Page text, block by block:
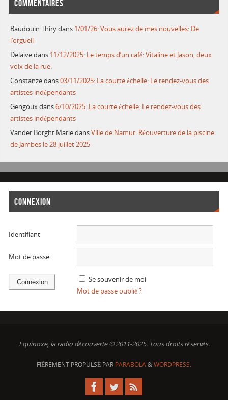
COMMENTAIRES
Baudouin Thirydans 1/01/26: Vous aurez de mes nouvelles: De
l’orgueil
Delaivedans 11/12/2025: Le temps d’un café: Vitaline et Jason, deux
voix de la rue.
Constanzedans03/11/2025: La courte échelle: Le rendez-vous des
artistes indépendants
Gengouxdans6/10/2025: La courte échelle: Le rendez-vous des
artistes indépendants
Vander Borght MariedansVille de Namur: Réouverture de la piscine
de Jambes le 28 juillet 2025
CONNEXION
Identifiant
Mot de passe
Se souvenir de moi
Mot de passe oublié ?
Equinoxe, la radio découverte © 2011-2025. Tous droits réservés.
FIÈREMENT PROPULSÉ PAR PARABOLA&WORDPRESS.